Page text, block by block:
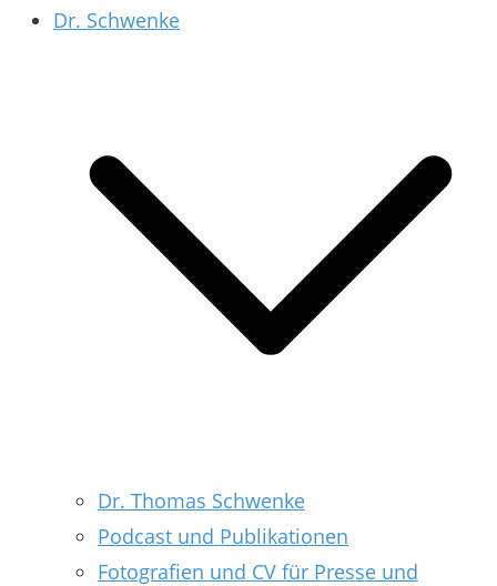
Dr. Schwenke
Dr. Thomas Schwenke
Podcast und Publikationen
Fotografien und CV für Presse und